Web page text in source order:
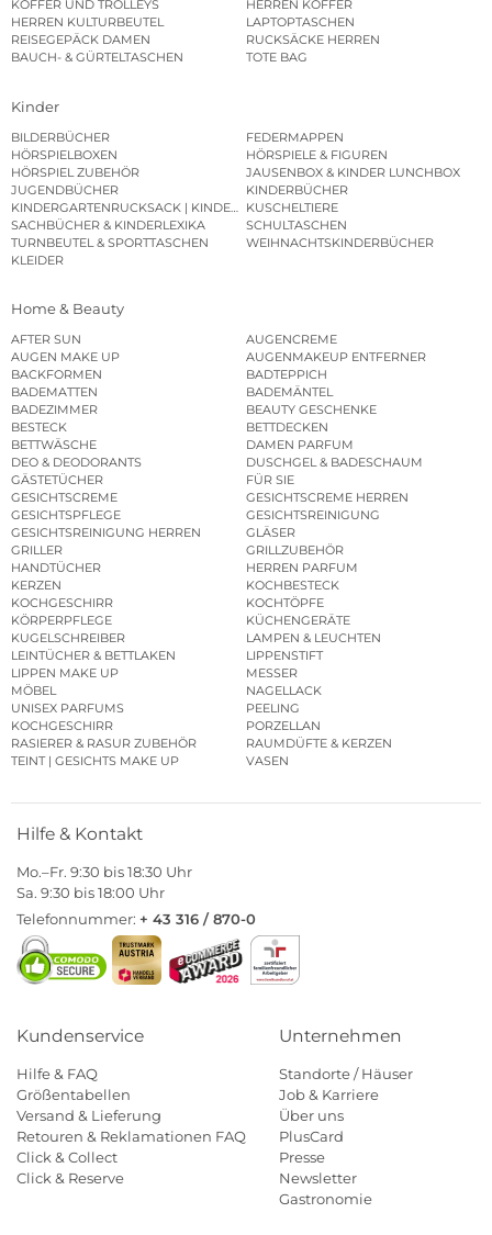
KOFFER UND TROLLEYS
HERREN KOFFER
HERREN KULTURBEUTEL
LAPTOPTASCHEN
REISEGEPÄCK DAMEN
RUCKSÄCKE HERREN
BAUCH- & GÜRTELTASCHEN
TOTE BAG
Kinder
BILDERBÜCHER
FEDERMAPPEN
HÖRSPIELBOXEN
HÖRSPIELE & FIGUREN
HÖRSPIEL ZUBEHÖR
JAUSENBOX & KINDER LUNCHBOX
JUGENDBÜCHER
KINDERBÜCHER
KINDERGARTENRUCKSACK | KINDERGARTENBEUTEL
KUSCHELTIERE
SACHBÜCHER & KINDERLEXIKA
SCHULTASCHEN
TURNBEUTEL & SPORTTASCHEN
WEIHNACHTSKINDERBÜCHER
KLEIDER
Home & Beauty
AFTER SUN
AUGENCREME
AUGEN MAKE UP
AUGENMAKEUP ENTFERNER
BACKFORMEN
BADTEPPICH
BADEMATTEN
BADEMÄNTEL
BADEZIMMER
BEAUTY GESCHENKE
BESTECK
BETTDECKEN
BETTWÄSCHE
DAMEN PARFUM
DEO & DEODORANTS
DUSCHGEL & BADESCHAUM
GÄSTETÜCHER
FÜR SIE
GESICHTSCREME
GESICHTSCREME HERREN
GESICHTSPFLEGE
GESICHTSREINIGUNG
GESICHTSREINIGUNG HERREN
GLÄSER
GRILLER
GRILLZUBEHÖR
HANDTÜCHER
HERREN PARFUM
KERZEN
KOCHBESTECK
KOCHGESCHIRR
KOCHTÖPFE
KÖRPERPFLEGE
KÜCHENGERÄTE
KUGELSCHREIBER
LAMPEN & LEUCHTEN
LEINTÜCHER & BETTLAKEN
LIPPENSTIFT
LIPPEN MAKE UP
MESSER
MÖBEL
NAGELLACK
UNISEX PARFUMS
PEELING
KOCHGESCHIRR
PORZELLAN
RASIERER & RASUR ZUBEHÖR
RAUMDÜFTE & KERZEN
TEINT | GESICHTS MAKE UP
VASEN
Hilfe & Kontakt
Mo.–Fr. 9:30 bis 18:30 Uhr
Sa. 9:30 bis 18:00 Uhr
Telefonnummer: + 43 316 / 870-0
Kundenservice
Hilfe & FAQ
Größentabellen
Versand & Lieferung
Retouren & Reklamationen FAQ
Click & Collect
Click & Reserve
Unternehmen
Standorte / Häuser
Job & Karriere
Über uns
PlusCard
Presse
Newsletter
Gastronomie